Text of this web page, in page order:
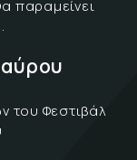
παραμείνει
του Φεστιβάλ